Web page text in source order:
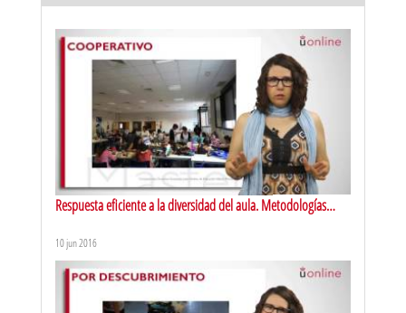
Respuesta eficiente a la diversidad del aula. Metodologías
10 jun 2016